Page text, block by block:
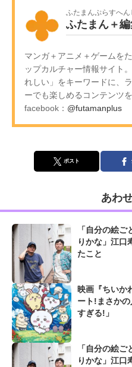
ふたまんぷらすへん
ふたまん＋
マンガ＋アニメ＋ゲームを
ップカルチャー情報サイト
れしい」をキーワードに、
ーでも楽しめるコンテンツ
facebook： @futamanplus
ポスト
あわ
「自分の絵
りかな」江口
たこと
映画『ちいか
ート!まさか
すぎる!」
「自分の絵
りかな」江口